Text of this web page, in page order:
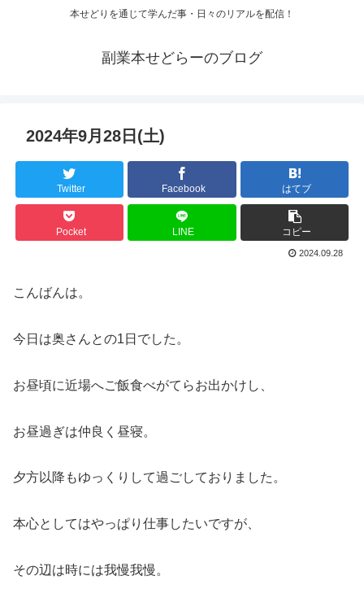
本せどりを通じて学んだ事・日々のリアルを配信！
副業本せどらーのブログ
2024年9月28日(土)
Twitter Facebook はてブ
Pocket LINE コピー
2024.09.28
こんばんは。
今日は奥さんとの1日でした。
お昼頃に近場へご飯食べがてらお出かけし、
お昼過ぎは仲良く昼寝。
夕方以降もゆっくりして過ごしておりました。
本心としてはやっぱり仕事したいですが、
その辺は時には我慢我慢。